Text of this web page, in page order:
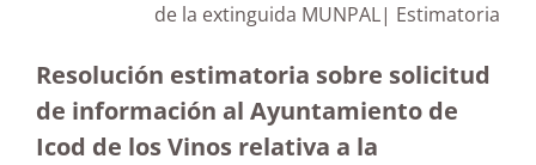
de la extinguida MUNPAL| Estimatoria
Resolución estimatoria sobre solicitud
de información al Ayuntamiento de
Icod de los Vinos relativa a la